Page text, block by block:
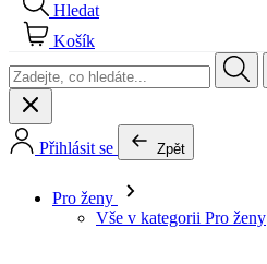
Hledat
Košík
Přihlásit se Zpět
Pro ženy
Vše v kategorii Pro ženy